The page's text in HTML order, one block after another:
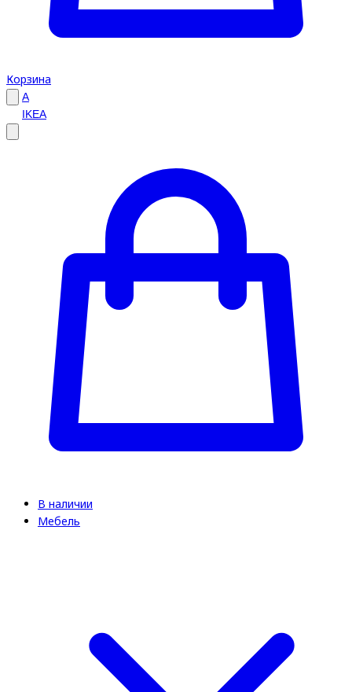
Корзина
A
IKEA
В наличии
Мебель